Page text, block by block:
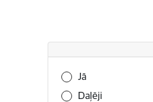
Vai šī informācija
Jā
Daļēji